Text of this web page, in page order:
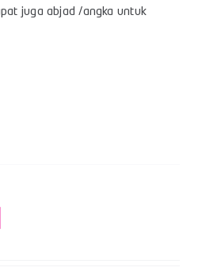
juga abjad /angka untuk